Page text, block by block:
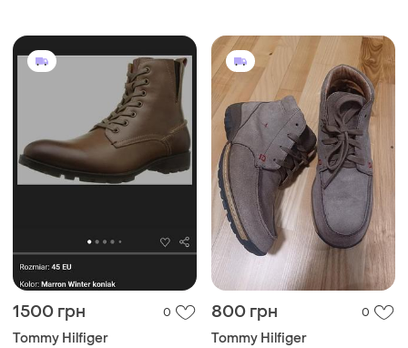
1500 грн 0
Tommy Hilfiger
800 грн 0
Tommy Hilfiger